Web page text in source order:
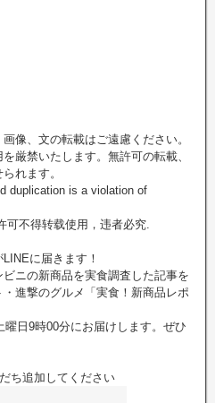
像、文の転載はご遠慮ください。
厳禁いたします。無許可の転載、
れます。
duplication is a violation of
可不得转载使用，违者必究.
に届きます！
ニの新商品を実食調査した記事を
進撃のグルメ「実食！新商品レポ
日9時00分にお届けします。ぜひ
ち追加してください